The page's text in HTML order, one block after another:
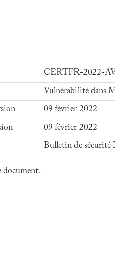
CERTFR-2022-
Vulnérabilité dans
09 février 2022
09 février 2022
Bulletin de
document.